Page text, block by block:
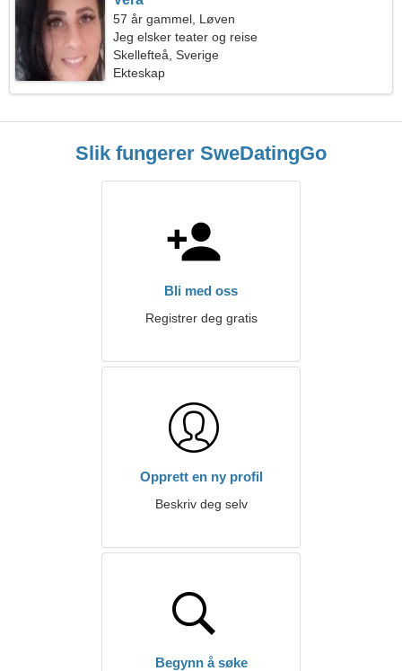
57 år gammel, Løven
Jeg elsker teater og reise
Skellefteå, Sverige
Ekteskap
Slik fungerer SweDatingGo
Bli med oss
Registrer deg gratis
Opprett en ny profil
Beskriv deg selv
Begynn å søke